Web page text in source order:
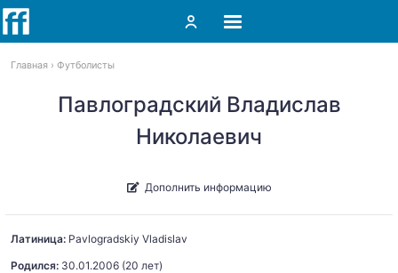
Главная Футболисты
Павлоградский Владислав
Николаевич
Дополнить информацию
Латиница: Pavlogradskiy Vladislav
Родился: 30.01.2006 (20 лет)